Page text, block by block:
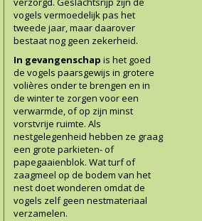
vogels vermoedelijk pas het
tweede jaar, maar daarover
bestaat nog geen zekerheid.
In gevangenschap is het goed
de vogels paarsgewijs in grotere
volières onder te brengen en in
de winter te zorgen voor een
verwarmde, of op zijn minst
vorstvrije ruimte. Als
nestgelegenheid hebben ze graag
een grote parkieten- of
papegaaienblok. Wat turf of
zaagmeel op de bodem van het
nest doet wonderen omdat de
vogels zelf geen nestmateriaal
verzamelen.